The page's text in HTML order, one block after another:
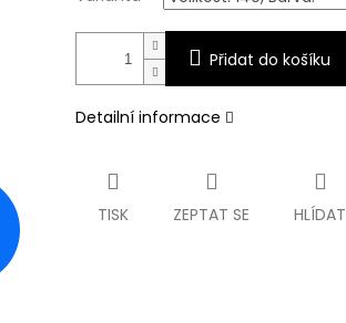
Přidat do košíku
Detailní informace
TISK ZEPTAT SE HLÍDAT